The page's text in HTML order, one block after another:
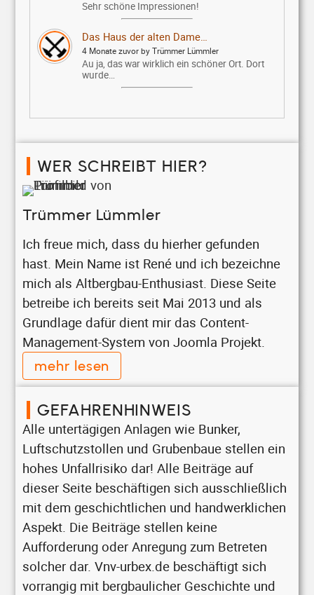
Sehr schöne Impressionen!
Das Haus der alten Dame…
4 Monate zuvor by Trümmer Lümmler
Au ja, das war wirklich ein schöner Ort. Dort
wurde…
WER SCHREIBT HIER?
Trümmer Lümmler
Ich freue mich, dass du hierher gefunden
hast. Mein Name ist René und ich bezeichne
mich als Altbergbau-Enthusiast. Diese Seite
betreibe ich bereits seit Mai 2013 und als
Grundlage dafür dient mir das Content-
Management-System von Joomla Projekt.
mehr lesen
GEFAHRENHINWEIS
Alle untertägigen Anlagen wie Bunker,
Luftschutzstollen und Grubenbaue stellen ein
hohes Unfallrisiko dar! Alle Beiträge auf
dieser Seite beschäftigen sich ausschließlich
mit dem geschichtlichen und handwerklichen
Aspekt. Die Beiträge stellen keine
Aufforderung oder Anregung zum Betreten
solcher dar. Vnv-urbex.de beschäftigt sich
vorrangig mit bergbaulicher Geschichte und